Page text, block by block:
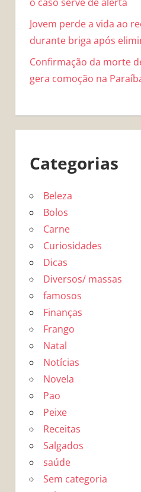
Jovem perde a vida ao
durante briga após
Confirmação da morte
gera comoção na
Categorias
Beleza
Bolos
Carne
Curiosidades
Dicas
Diversos/ massas
famosos
Finanças
Frango
Natal
Notícias
Novela
Pao
Peixe
Receitas
Salgados
saúde
Sem categoria